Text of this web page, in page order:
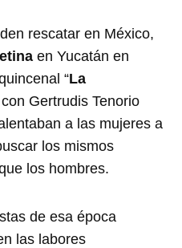
rescatar en México,
en Yucatán en
“La
Gertrudis Tenorio
a las mujeres a
los mismos
los hombres.
de esa época
las labores